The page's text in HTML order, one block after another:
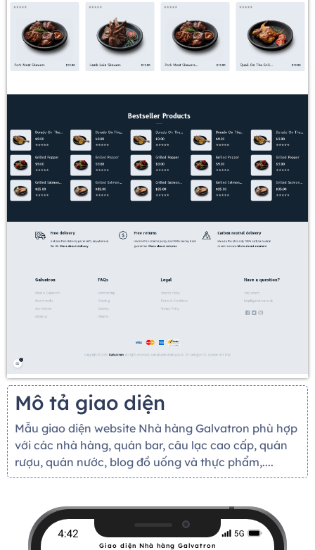
Mô tả giao diện
Mẫu giao diện website Nhà hàng Galvatron phù hợp
với các nhà hàng, quán bar, câu lạc cao cấp, quán
rượu, quán nước, blog đồ uống và thực phẩm,....
Giao diện Nhà hàng Galvatron